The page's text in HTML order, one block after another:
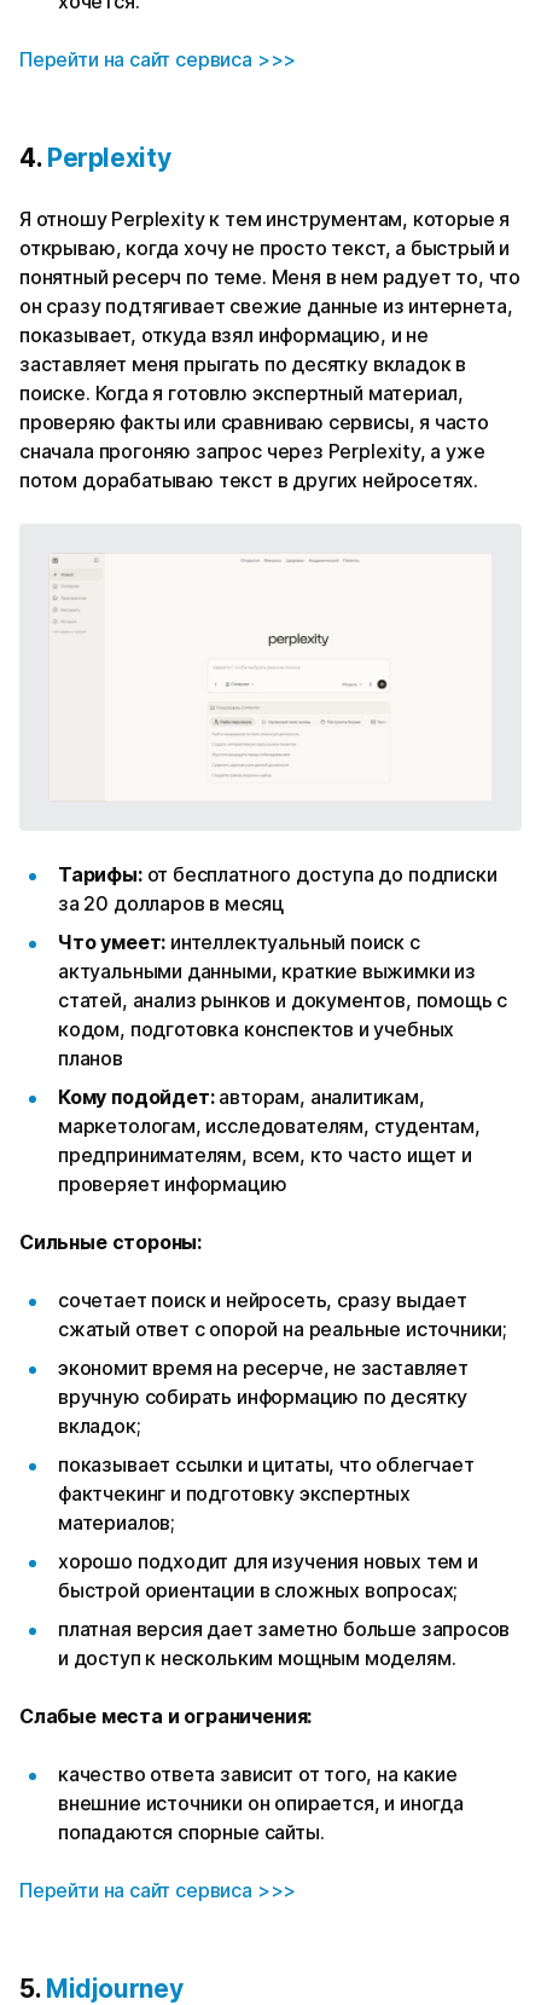
Перейти на сайт сервиса >>>
4. Perplexity
Я отношу Perplexity к тем инструментам, которые я
открываю, когда хочу не просто текст, а быстрый и
понятный ресерч по теме. Меня в нем радует то, что
он сразу подтягивает свежие данные из интернета,
показывает, откуда взял информацию, и не
заставляет меня прыгать по десятку вкладок в
поиске. Когда я готовлю экспертный материал,
проверяю факты или сравниваю сервисы, я часто
сначала прогоняю запрос через Perplexity, а уже
потом дорабатываю текст в других нейросетях.
Тарифы:от бесплатного доступа до подписки
за 20 долларов в месяц
Что умеет: интеллектуальный поиск с
актуальными данными, краткие выжимки из
статей, анализ рынков и документов, помощь с
кодом, подготовка конспектов и учебных
планов
Кому подойдет: авторам, аналитикам,
маркетологам, исследователям, студентам,
предпринимателям, всем, кто часто ищет и
проверяет информацию
Сильные стороны:
сочетает поиск и нейросеть, сразу выдает
сжатый ответ с опорой на реальные источники;
экономит время на ресерче, не заставляет
вручную собирать информацию по десятку
вкладок;
показывает ссылки и цитаты, что облегчает
фактчекинг и подготовку экспертных
материалов;
хорошо подходит для изучения новых тем и
быстрой ориентации в сложных вопросах;
платная версия дает заметно больше запросов
и доступ к нескольким мощным моделям.
Слабые места и ограничения:
качество ответа зависит от того, на какие
внешние источники он опирается, и иногда
попадаются спорные сайты.
Перейти на сайт сервиса >>>
5. Midjourney